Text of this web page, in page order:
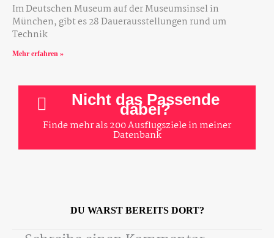
Im Deutschen Museum auf der Museumsinsel in
München, gibt es 28 Dauerausstellungen rund um
Technik
Mehr erfahren »
Nicht das Passende
dabei?
Finde mehr als 200 Ausflugsziele in meiner
Datenbank
DU WARST BEREITS DORT?